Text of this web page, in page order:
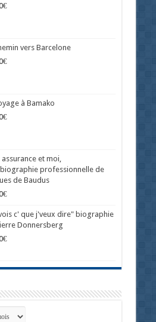
€
vers Barcelone
€
à Bamako
€
et moi,
professionnelle de
de Baudus
€
c' que j'veux dire" biographie
Donnersberg
€